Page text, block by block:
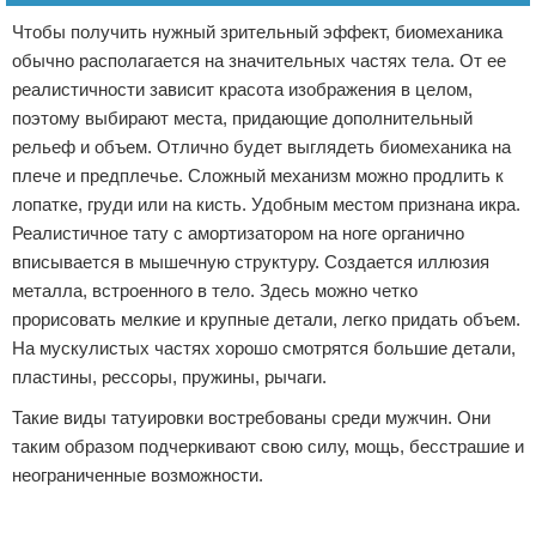
Чтобы получить нужный зрительный эффект, биомеханика
обычно располагается на значительных частях тела. От ее
реалистичности зависит красота изображения в целом,
поэтому выбирают места, придающие дополнительный
рельеф и объем. Отлично будет выглядеть биомеханика на
плече и предплечье. Сложный механизм можно продлить к
лопатке, груди или на кисть. Удобным местом признана икра.
Реалистичное тату с амортизатором на ноге органично
вписывается в мышечную структуру. Создается иллюзия
металла, встроенного в тело. Здесь можно четко
прорисовать мелкие и крупные детали, легко придать объем.
На мускулистых частях хорошо смотрятся большие детали,
пластины, рессоры, пружины, рычаги.
Такие виды татуировки востребованы среди мужчин. Они
таким образом подчеркивают свою силу, мощь, бесстрашие и
неограниченные возможности.